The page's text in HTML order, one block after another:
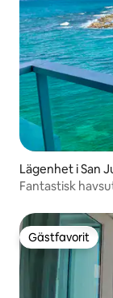
Lägenhet i San
Fantastisk
Gästfavorit
Gästfavorit